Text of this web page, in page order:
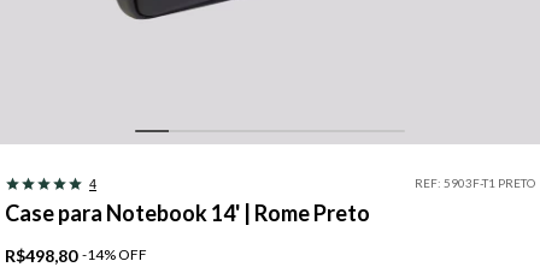
4 REF: 5903F-T1 PRETO
Case para Notebook 14' | Rome Preto
R$498,80 -14%OFF